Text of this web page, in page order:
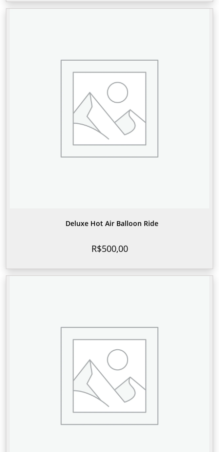
Deluxe Hot Air Balloon Ride
R$500,00